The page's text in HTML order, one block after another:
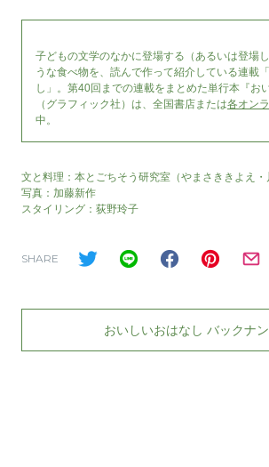
子どもの文学のなかに登場する（あるいは登場
うな食べ物を、読んで作って紹介している連載
し」。第40回までの連載をまとめた単行本『お
（グラフィック社）は、全国書店または各オン
中。
文と料理：本とごちそう研究室（やまさききよえ
写真：加藤新作
スタイリング：荻野玲子
SHARE
おいしいおはなし バックナ